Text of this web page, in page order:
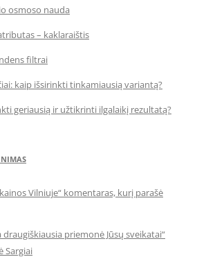
osmoso nauda
– kaklaraištis
filtrai
kaip išsirinkti tinkamiausią variantą?
geriausią ir užtikrinti ilgalaikį rezultatą?
Vilniuje“ komentaras, kurį parašė
priemonė Jūsų sveikatai“
Sargiai